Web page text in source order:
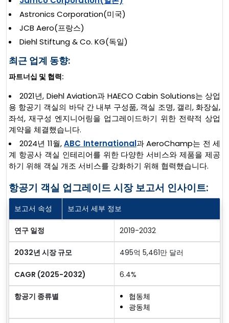
Astronics Corporation(미국)
JCB Aero(프랑스)
Diehl Stiftung & Co. KG(독일)
최근 업계 동향:
파트너십 및 협력:
2021년, Diehl Aviation과 HAECO Cabin Solutions는 상업
용 항공기 객실의 바닥 간 내부 구성품, 객실 조명, 갤리, 화장실,
좌석, 재구성 엔지니어링을 업그레이드하기 위한 전략적 상업
계약을 체결했습니다.
2024년 11월,ABC International과 AeroChamp는 전 세
계 항공사 객실 인테리어를 위한 다양한 서비스와 제품을 제공
하기 위해 객실 개조 서비스를 강화하기 위해 협력했습니다.
항공기 객실 업그레이드 시장 보고서 인사이트:
보고서 속성 보고서 세부 정보
연구 일정 2019-2032
2032년 시장 규모 495억 5,461만 달러
CAGR (2025-2032) 6.4%
항공기 종류별
협동체
광동체